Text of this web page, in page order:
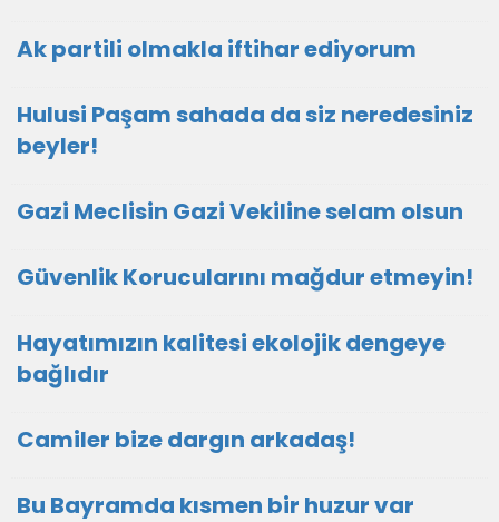
Ak partili olmakla iftihar ediyorum
Hulusi Paşam sahada da siz neredesiniz
beyler!
Gazi Meclisin Gazi Vekiline selam olsun
Güvenlik Korucularını mağdur etmeyin!
Hayatımızın kalitesi ekolojik dengeye
bağlıdır
Camiler bize dargın arkadaş!
Bu Bayramda kısmen bir huzur var